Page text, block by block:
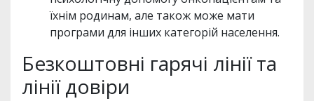
їхнім родинам, але також може мати
програми для інших категорій населення.
Безкоштовні гарячі лінії та
лінії довіри